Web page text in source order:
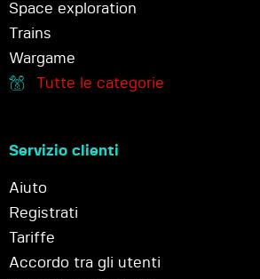
Space exploration
Trains
Wargame
Tutte le categorie
Servizio clienti
Aiuto
Registrati
Tariffe
Accordo tra gli utenti